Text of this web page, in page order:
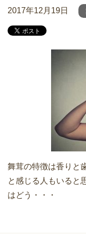
2017年12月19日
舞茸の特徴は香りと
と感じる人もいると
はどう・・・